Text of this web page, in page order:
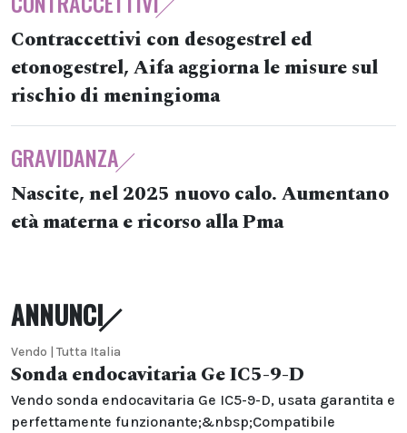
Contraccettivi con desogestrel ed
etonogestrel, Aifa aggiorna le misure sul
rischio di meningioma
GRAVIDANZA
Nascite, nel 2025 nuovo calo. Aumentano
età materna e ricorso alla Pma
ANNUNCI
Vendo | Tutta Italia
Sonda endocavitaria Ge IC5-9-D
Vendo sonda endocavitaria Ge IC5-9-D, usata garantita e
perfettamente funzionante;&nbsp;Compatibile